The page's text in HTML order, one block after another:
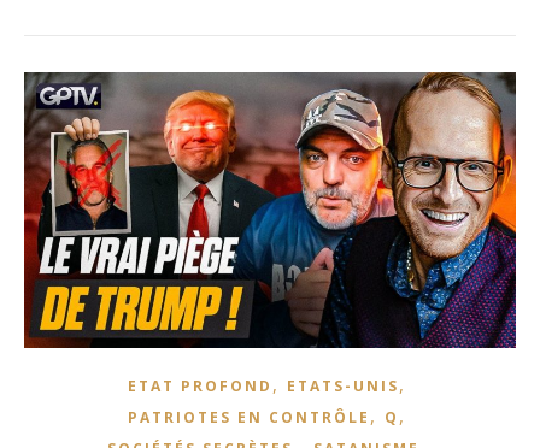
ETAT PROFOND , ETATS-UNIS,
PATRIOTES EN CONTRÔLE , Q ,